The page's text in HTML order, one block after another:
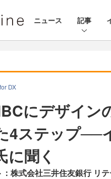
ニュース 記事
DX
にデザイン
4ステップ──
に聞く
：株式会社三井住友銀行 リ